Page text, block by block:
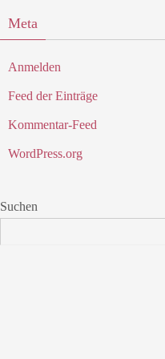
Meta
Anmelden
Feed der Einträge
Kommentar-Feed
WordPress.org
Suchen